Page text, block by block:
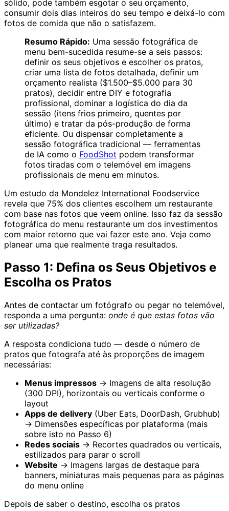
sólido, pode também esgotar o seu orçamento,
consumir dois dias inteiros do seu tempo e deixá-lo com
fotos de comida que não o satisfazem.
Resumo Rápido: Uma sessão fotográfica de
menu bem-sucedida resume-se a seis passos:
definir os seus objetivos e escolher os pratos,
criar uma lista de fotos detalhada, definir um
orçamento realista ($1.500–$5.000 para 30
pratos), decidir entre DIY e fotografia
profissional, dominar a logística do dia da
sessão (itens frios primeiro, quentes por
último) e tratar da pós-produção de forma
eficiente. Ou dispensar completamente a
sessão fotográfica tradicional — ferramentas
de IA como o FoodShot podem transformar
fotos tiradas com o telemóvel em imagens
profissionais de menu em minutos.
Um estudo da Mondelez International Foodservice
revela que 75% dos clientes escolhem um restaurante
com base nas fotos que veem online. Isso faz da sessão
fotográfica do menu restaurante um dos investimentos
com maior retorno que vai fazer este ano. Veja como
planear uma que realmente traga resultados.
Passo 1: Defina os Seus Objetivos e
Escolha os Pratos
Antes de contactar um fotógrafo ou pegar no telemóvel,
responda a uma pergunta: onde é que estas fotos vão
ser utilizadas?
A resposta condiciona tudo — desde o número de
pratos que fotografa até às proporções de imagem
necessárias:
Menus impressos → Imagens de alta resolução
(300 DPI), horizontais ou verticais conforme o
layout
Apps de delivery (Uber Eats, DoorDash, Grubhub)
→ Dimensões específicas por plataforma (mais
sobre isto no Passo 6)
Redes sociais → Recortes quadrados ou verticais,
estilizados para parar o scroll
Website → Imagens largas de destaque para
banners, miniaturas mais pequenas para as páginas
do menu online
Depois de saber o destino, escolha os pratos